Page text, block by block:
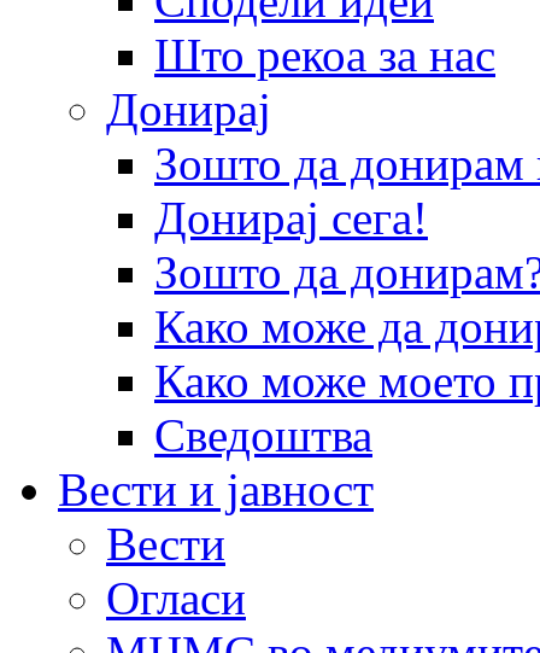
Што рекоа за нас
Донирај
Зошто да
Донирај сега!
Зошто да
Како може да
Како може моето
Сведоштва
Вести и јавност
Вести
Огласи